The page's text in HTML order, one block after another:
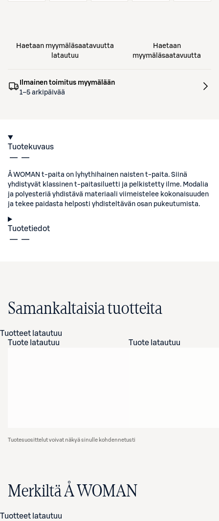
Haetaan myymäläsaatavuutta
latautuu
Haetaan
myymäläsaatavuutta
Ilmainen toimitus myymälään
1–5 arkipäivää
Tuotekuvaus
Å WOMAN t-paita on lyhythihainen naisten t-paita. Siinä
yhdistyvät klassinen t-paitasiluetti ja pelkistetty ilme. Modalia
ja polyesteriä yhdistävä materiaali viimeistelee kokonaisuuden
ja tekee paidasta helposti yhdisteltävän osan pukeutumista.
Tuotetiedot
Samankaltaisia tuotteita
Tuotteet latautuu
Tuote latautuu
Tuote latautuu
Tuotesuosittelut voivat näkyä sinulle kohdennetusti
Merkiltä Å WOMAN
Tuotteet latautuu